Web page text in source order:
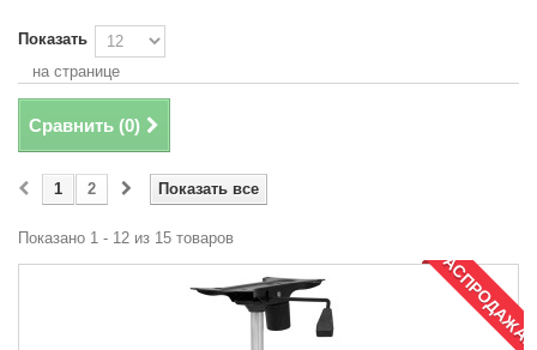
Показать
на странице
Сравнить (0)
Показать все
1 2
Показано 1 - 12 из 15 товаров
РАСПРОДАЖА!